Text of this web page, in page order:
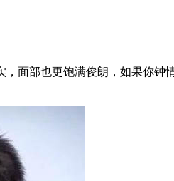
，面部也更饱满俊朗，如果你